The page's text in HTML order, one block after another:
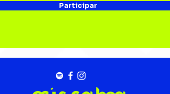
Participar